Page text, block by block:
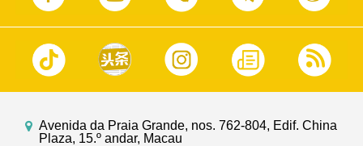
Avenida da Praia Grande, nos. 762-804, Edif. China
Plaza, 15.º andar, Macau